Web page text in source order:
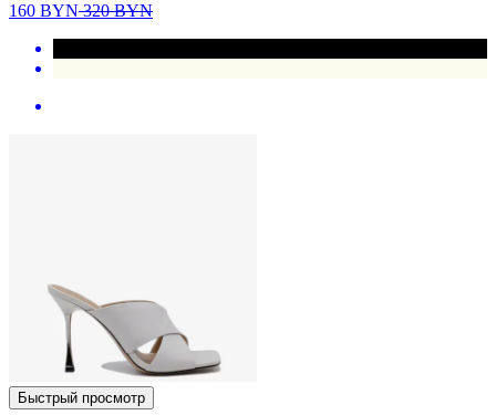
160 BYN320BYN
Быстрый просмотр